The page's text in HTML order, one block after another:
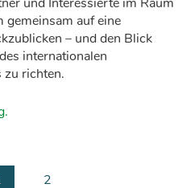
gemeinsam auf eine
– und den Blick
internationalen
richten.
2